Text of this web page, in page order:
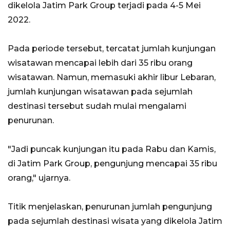
dikelola Jatim Park Group terjadi pada 4-5 Mei
2022.
Pada periode tersebut, tercatat jumlah kunjungan
wisatawan mencapai lebih dari 35 ribu orang
wisatawan. Namun, memasuki akhir libur Lebaran,
jumlah kunjungan wisatawan pada sejumlah
destinasi tersebut sudah mulai mengalami
penurunan.
"Jadi puncak kunjungan itu pada Rabu dan Kamis,
di Jatim Park Group, pengunjung mencapai 35 ribu
orang," ujarnya.
Titik menjelaskan, penurunan jumlah pengunjung
pada sejumlah destinasi wisata yang dikelola Jatim